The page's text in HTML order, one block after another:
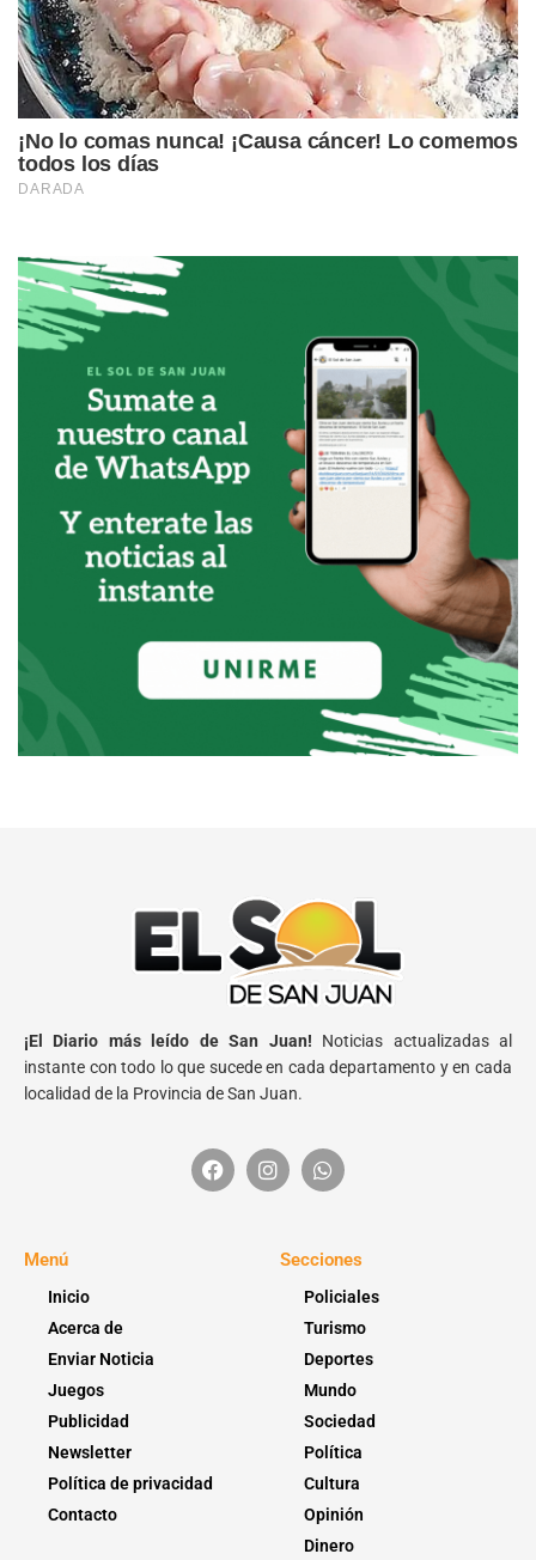
¡El Diario más leído de San Juan! Noticias actualizadas al
instante con todo lo que sucede en cada departamento y en cada
localidad de la Provincia de San Juan.
Menú
Inicio
Acerca de
Enviar Noticia
Juegos
Publicidad
Newsletter
Política de privacidad
Contacto
Secciones
Policiales
Turismo
Deportes
Mundo
Sociedad
Política
Cultura
Opinión
Dinero